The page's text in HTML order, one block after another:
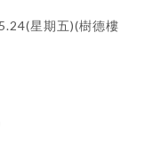
星期五)(樹德樓